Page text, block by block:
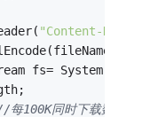
"Content-
fs=
每100K同时下载数据